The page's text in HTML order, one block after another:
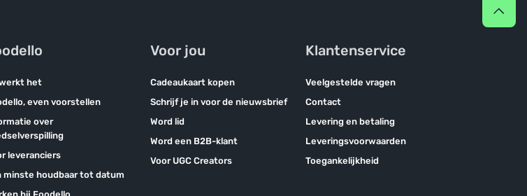
het
even voorstellen
over
leveranciers
minste houdbaar tot datum
Voor jou
Cadeaukaart kopen
Schrijf je in voor de nieuwsbrief
Word lid
Word een B2B-klant
Voor UGC Creators
Klantenservice
Veelgestelde vragen
Contact
Levering en betaling
Leveringsvoorwaarden
Toegankelijkheid